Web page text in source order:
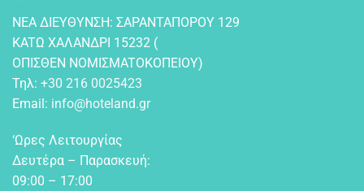
NEA ΔIEYΘYNΣH: ΣAPANTAΠOPOY 129
KATΩ XAΛANΔPI 15232 (
OΠIΣΘEN NOMIΣMATOKOΠEIOY)
Τηλ: +30 216 0025423
Email: info@hoteland.gr
‘Ωρες Λειτουργίας
Δευτέρα – Παρασκευή:
09:00 – 17:00